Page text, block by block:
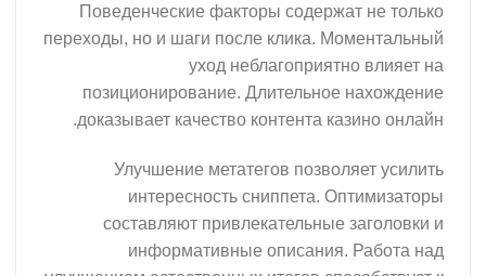
Поведенческие факторы содержат не только
переходы, но и шаги после клика. Моментальный
уход неблагоприятно влияет на
позиционирование. Длительное нахождение
доказывает качество контента казино онлайн.
Улучшение метатегов позволяет усилить
интересность сниппета. Оптимизаторы
составляют привлекательные заголовки и
информативные описания. Работа над